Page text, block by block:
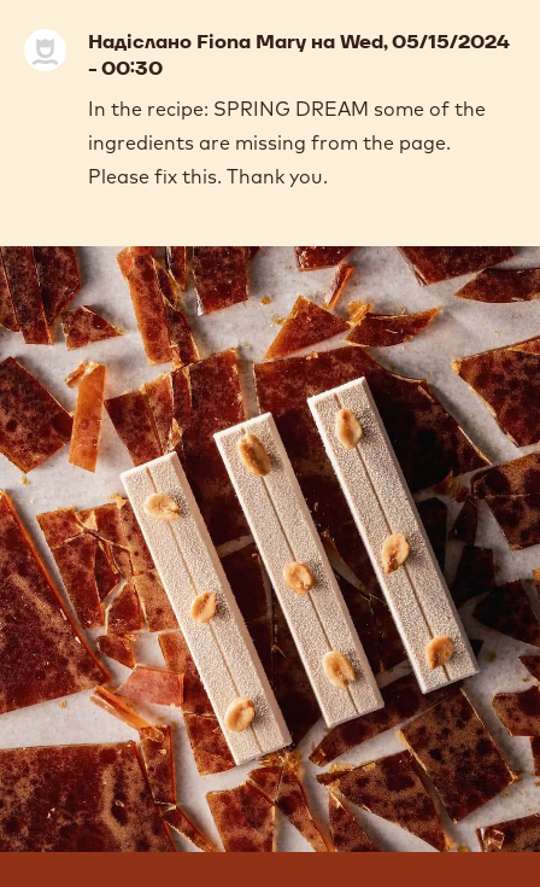
Надіслано Fiona Mary на Wed, 05/15/2024
- 00:30
In the recipe: SPRING DREAM some of the
ingredients are missing from the page.
Please fix this. Thank you.